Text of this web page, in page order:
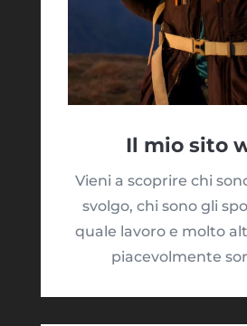
Il mio sito
Vieni a scoprire chi
svolgo, chi sono gli
quale lavoro e molto
piacevolmente